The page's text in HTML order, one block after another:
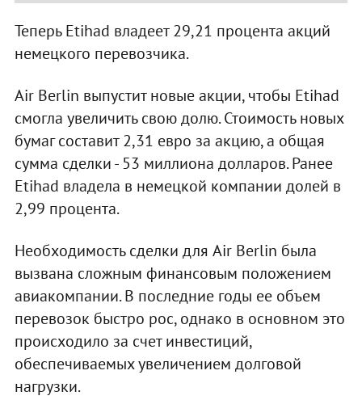
Теперь Etihad владеет 29,21 процента акций
немецкого перевозчика.
Air Berlin выпустит новые акции, чтобы Etihad
смогла увеличить свою долю. Стоимость новых
бумаг составит 2,31 евро за акцию, а общая
сумма сделки - 53 миллиона долларов. Ранее
Etihad владела в немецкой компании долей в
2,99 процента.
Необходимость сделки для Air Berlin была
вызвана сложным финансовым положением
авиакомпании. В последние годы ее объем
перевозок быстро рос, однако в основном это
происходило за счет инвестиций,
обеспечиваемых увеличением долговой
нагрузки.